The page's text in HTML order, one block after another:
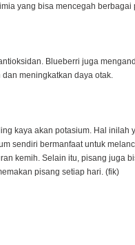
yang bisa mencegah berbagai
Blueberri juga
meningkatkan daya otak.
kaya akan potasium. Hal inilah
sendiri bermanfaat untuk
kemih. Selain itu, pisang juga
pisang setiap hari. (fik)